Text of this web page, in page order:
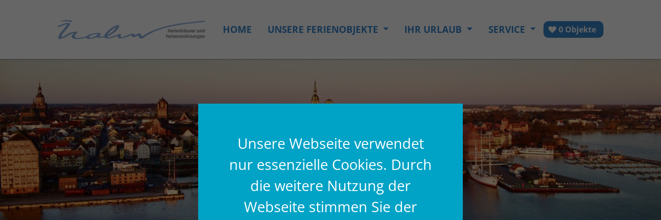
Unsere Webseite verwendet
nur essenzielle Cookies. Durch
die weitere Nutzung der
Webseite stimmen Sie der
HOME UNSERE FERIENOBJEKTE IHR URLAUB SERVICE 0 Objekte